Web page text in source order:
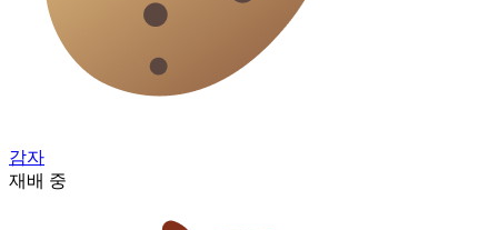
감자
재배 중